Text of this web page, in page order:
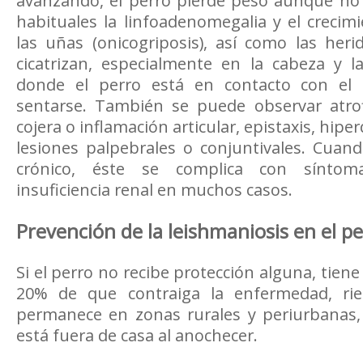
habituales la linfoadenomegalia y el
las uñas (onicogriposis), así como las
cicatrizan, especialmente en la cabeza y
donde el perro está en contacto con el
sentarse. También se puede observar
cojera o inflamación articular, epistaxis,
lesiones palpebrales o conjuntivales.
crónico, éste se complica con
insuficiencia renal en muchos casos.
Prevención de la leishmaniosis en el
Si el perro no recibe protección alguna,
20% de que contraiga la enfermedad,
permanece en zonas rurales y
está fuera de casa al anochecer.